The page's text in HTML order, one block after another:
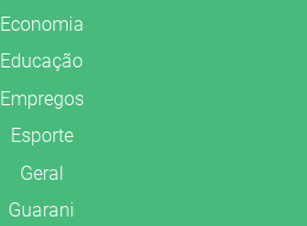
Economia
Educação
Empregos
Esporte
Geral
Guarani